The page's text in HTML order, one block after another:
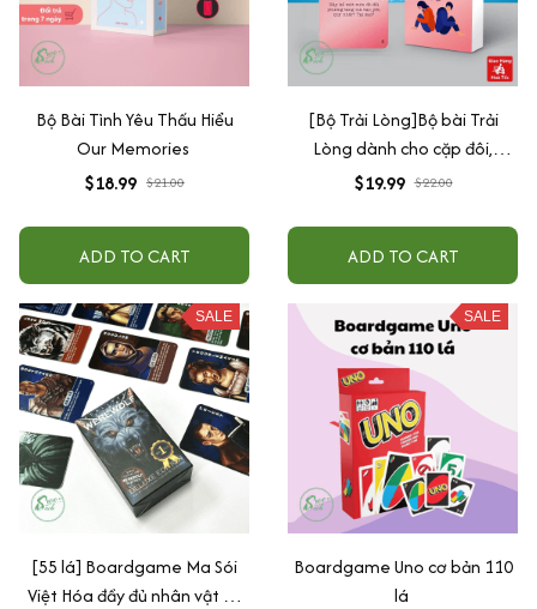
Bộ Bài Tình Yêu Thấu Hiểu
Our Memories
$18.99 $21.00
ADD TO CART
[Bộ Trải Lòng]Bộ bài Trải
Lòng dành cho cặp đôi,
Boardgame dành cho cặp
nhau
$19.99 $22.00
ADD TO CART
SALE
[55 lá] Boardgame Ma Sói
Việt Hóa đầy đủ nhân vật cơ
SALE
Boardgame Uno cơ bản 110
lá